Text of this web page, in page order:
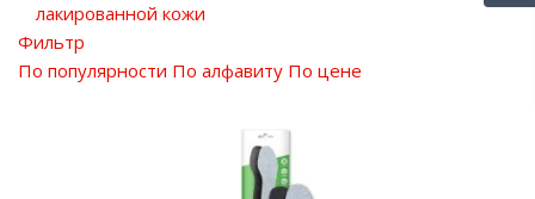
лакированной кожи
Фильтр
По популярности По алфавиту По цене